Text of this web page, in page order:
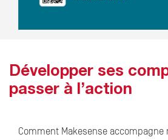
Développer ses
passer à l’action
Comment Makesense accompagne